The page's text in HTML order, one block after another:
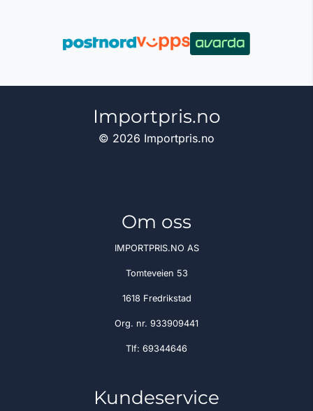
Importpris.no
© 2026 Importpris.no
Om oss
IMPORTPRIS.NO AS
Tomteveien 53
1618 Fredrikstad
Org. nr. 933909441
Tlf: 69344646
Kundeservice